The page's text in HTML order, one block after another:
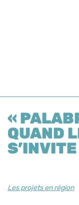
«
QUAND
Les projets en région